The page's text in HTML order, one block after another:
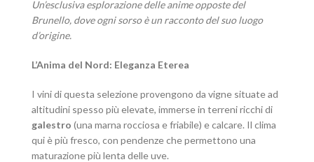
Un’esclusiva esplorazione delle anime opposte del
Brunello, dove ogni sorso è un racconto del suo luogo
d’origine.
L’Anima del Nord: Eleganza Eterea
I vini di questa selezione provengono da vigne situate ad
altitudini spesso più elevate, immerse in terreni ricchi di
galestro (una marna rocciosa e friabile) e calcare. Il clima
qui è più fresco, con pendenze che permettono una
maturazione più lenta delle uve.